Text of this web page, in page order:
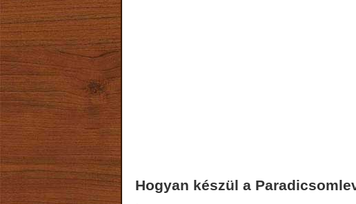
Hogyan készül a